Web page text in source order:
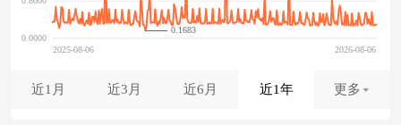
0.1683
近1月 近3月 近6月 近1年 更多